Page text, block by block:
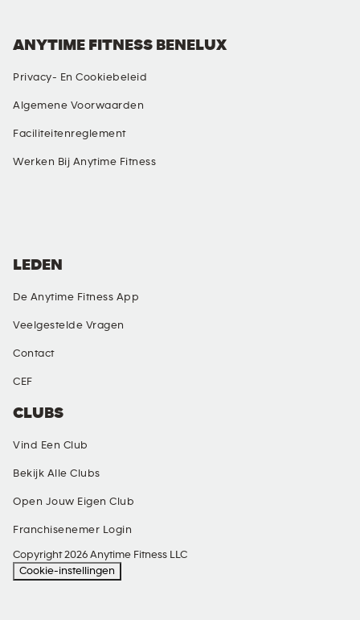
ANYTIME FITNESS BENELUX
Privacy- En Cookiebeleid
Algemene Voorwaarden
Faciliteitenreglement
Werken Bij Anytime Fitness
CLUBS
Vind Een Club
Bekijk Alle Clubs
Open Jouw Eigen Club
Franchisenemer Login
LEDEN
De Anytime Fitness App
Veelgestelde Vragen
Contact
CEF
Copyright 2026 Anytime Fitness LLC
Cookie-instellingen